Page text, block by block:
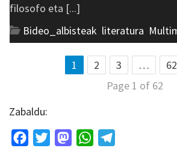
filosofo eta [...]
Bideo_albisteak literatura
1 2 3 … 62
Page 1 of 62
Zabaldu:
FacebookTwitterMastodonWhatsApp